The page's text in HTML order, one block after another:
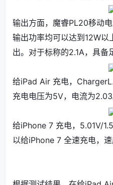
输出方面，魔睿PL20移动
输出功率均可以达到12W
出。对于标称的2.1A，具备
给iPad Air 充电，
充电电压为5V，电流为
给iPhone 7 充电，5.01V/
以给iPhone 7 全速充电，速